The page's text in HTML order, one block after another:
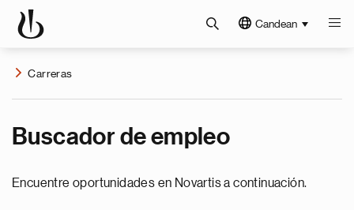
Candean
Carreras
Buscador de empleo
Encuentre oportunidades en Novartis a continuación.